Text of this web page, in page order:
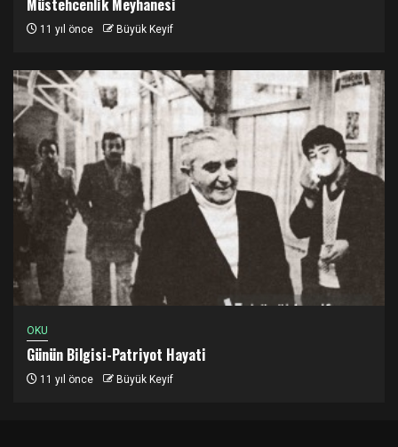
Müstehcenlik Meyhanesi
11 yıl önce Büyük Keyif
OKU
Günün Bilgisi-Patriyot Hayati
11 yıl önce Büyük Keyif